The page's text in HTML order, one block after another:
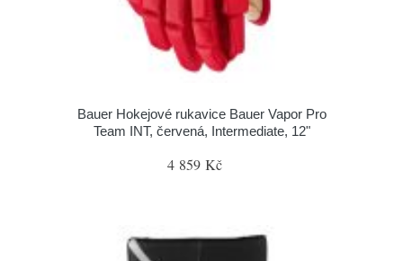
Bauer Hokejové rukavice Bauer Vapor Pro
Team INT, červená, Intermediate, 12"
4 859 Kč